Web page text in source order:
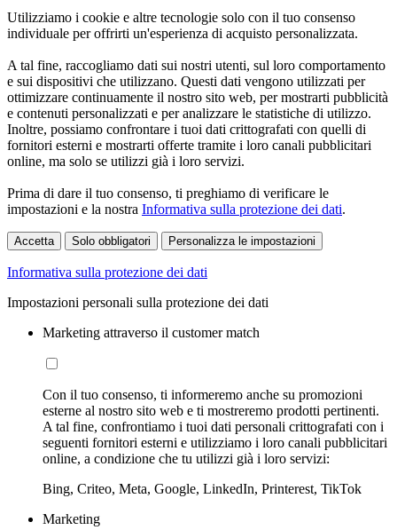
Utilizziamo i cookie e altre tecnologie solo con il tuo consenso
individuale per offrirti un'esperienza di acquisto personalizzata.
A tal fine, raccogliamo dati sui nostri utenti, sul loro comportamento
e sui dispositivi che utilizzano. Questi dati vengono utilizzati per
ottimizzare continuamente il nostro sito web, per mostrarti pubblicità
e contenuti personalizzati e per analizzare le statistiche di utilizzo.
Inoltre, possiamo confrontare i tuoi dati crittografati con quelli di
fornitori esterni e mostrarti offerte tramite i loro canali pubblicitari
online, ma solo se utilizzi già i loro servizi.
Prima di dare il tuo consenso, ti preghiamo di verificare le
impostazioni e la nostra Informativa sulla protezione dei dati.
Accetta Solo obbligatori Personalizza le impostazioni
Informativa sulla protezione dei dati
Impostazioni personali sulla protezione dei dati
Marketing attraverso il customer match
Con il tuo consenso, ti informeremo anche su promozioni
esterne al nostro sito web e ti mostreremo prodotti pertinenti.
A tal fine, confrontiamo i tuoi dati personali crittografati con i
seguenti fornitori esterni e utilizziamo i loro canali pubblicitari
online, a condizione che tu utilizzi già i loro servizi:
Bing, Criteo, Meta, Google, LinkedIn, Printerest, TikTok
Marketing